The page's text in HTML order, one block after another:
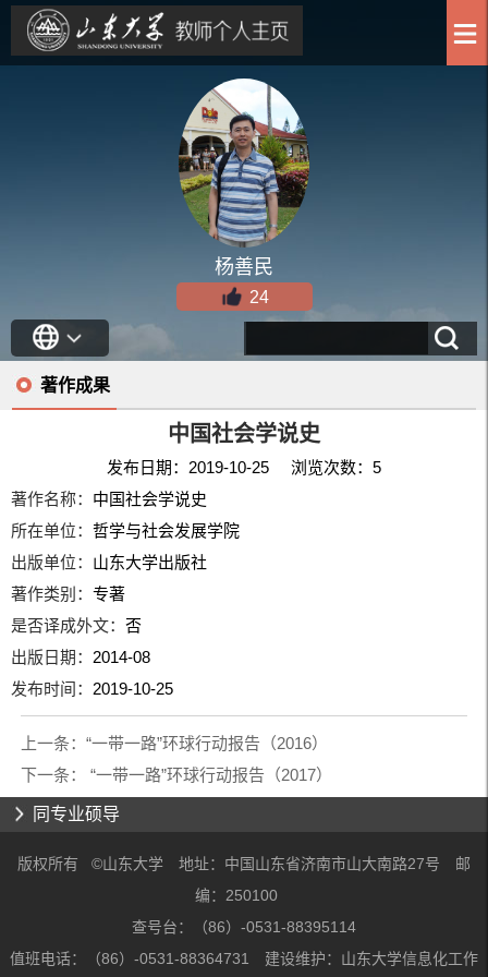
杨善民
24
著作成果
中国社会学说史
发布日期：2019-10-25 浏览次数： 5
著作名称： 中国社会学说史
所在单位：哲学与社会发展学院
出版单位： 山东大学出版社
著作类别：专著
是否译成外文：否
出版日期： 2014-08
发布时间： 2019-10-25
上一条： “一带一路”环球行动报告（2016）
下一条：
“一带一路”环球行动报告（2017）
同专业硕导
版权所有 ©山东大学 地址：中国山东省济南市山大南路27号 邮
编：250100
查号台：（86）-0531-88395114
值班电话：（86）-0531-88364731 建设维护：山东大学信息化工作